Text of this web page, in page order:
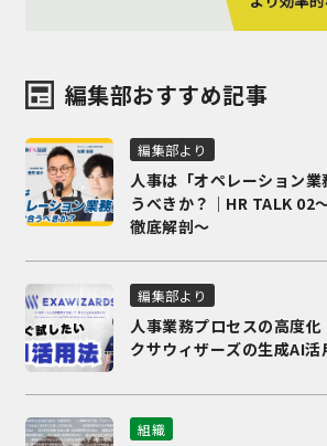
編集部おすすめ記事
編集部より
人事は「オペレーション
うべきか？｜HR TALK 02
徹底解剖～
編集部より
人事業務プロセスの高度
クサウィザーズの生成AI活
組織